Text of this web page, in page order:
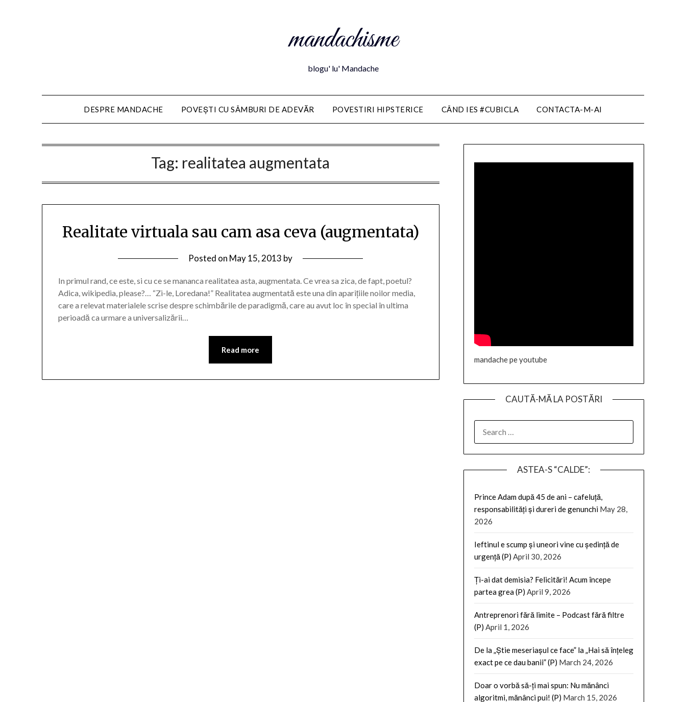
mandachisme
blogu' lu' Mandache
DESPRE MANDACHE POVEȘTI CU SÂMBURI DE ADEVĂR POVESTIRI HIPSTERICE CÂND IES #CUBICLA CONTACTA-M-AI
Tag: realitatea augmentata
Realitate virtuala sau cam asa ceva (augmentata)
Posted on May 15, 2013 by
In primul rand, ce este, si cu ce se mananca realitatea asta, augmentata. Ce vrea sa zica, de fapt, poetul?
Adica, wikipedia, please?… “Zi-le, Loredana!” Realitatea augmentată este una din aparițiile noilor media,
care a relevat materialele scrise despre schimbările de paradigmă, care au avut loc în special în ultima
perioadă ca urmare a universalizării…
Read more
mandache pe youtube
CAUTĂ-MĂ LA POSTĂRI
FOR:
ASTEA-S “CALDE”:
Prince Adam după 45 de ani – cafeluță,
responsabilități și dureri de genunchi May 28,
2026
Ieftinul e scump și uneori vine cu ședință de
urgență (P) April 30, 2026
Ți-ai dat demisia? Felicitări! Acum începe
partea grea (P) April 9, 2026
Antreprenori fără limite – Podcast fără filtre
(P) April 1, 2026
De la „Știe meseriașul ce face” la „Hai să înțeleg
exact pe ce dau banii” (P) March 24, 2026
Doar o vorbă să-ți mai spun: Nu mănânci
algoritmi, mănânci pui! (P) March 15, 2026